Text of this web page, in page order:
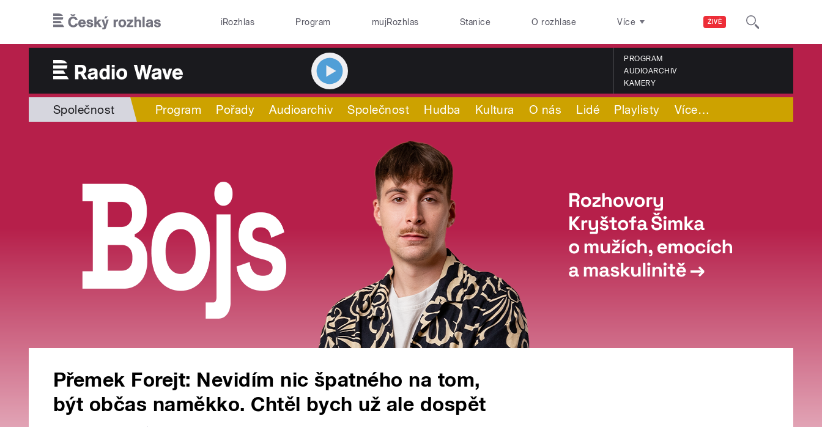
ŽIVĚ
iRozhlas Program mujRozhlas Stanice O rozhlase Více
PROGRAM
AUDIOARCHIV
KAMERY
Společnost Program Pořady Audioarchiv Společnost Hudba Kultura O nás Lidé Playlisty Více…
Přemek Forejt: Nevidím nic špatného na tom,
být občas naměkko. Chtěl bych už ale dospět